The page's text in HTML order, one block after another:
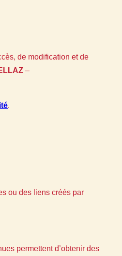
de modification et de
–
.
ou des liens créés par
permettent d’obtenir des